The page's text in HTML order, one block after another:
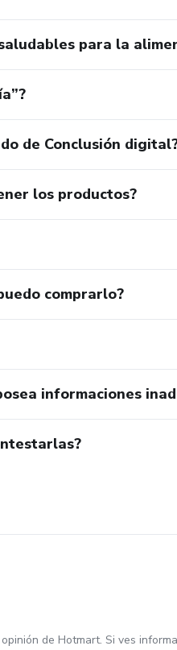
para la
de Conclusión
los productos?
comprarlo?
informaciones
de Hotmart. Si ves